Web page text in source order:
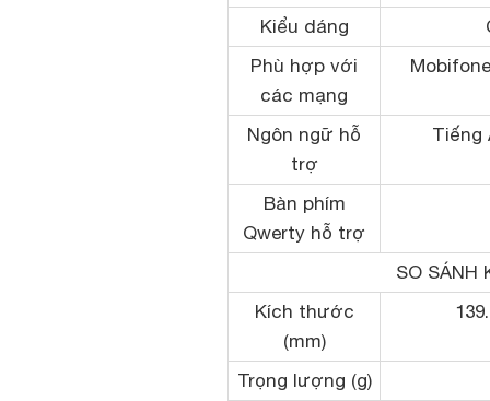
Kiểu dáng
Phù hợp với
các mạng
Ngôn ngữ hỗ
trợ
Tiếng
Bàn phím
Qwerty hỗ trợ
SO SÁNH
Kích thước
(mm)
Trọng lượng (g)